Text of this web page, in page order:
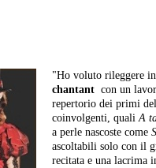
"Ho voluto rileggere
chantant con un
repertorio dei primi
coinvolgenti, qualiA
a perle nascoste come
ascoltabili solo con il
recitata e una lacrima